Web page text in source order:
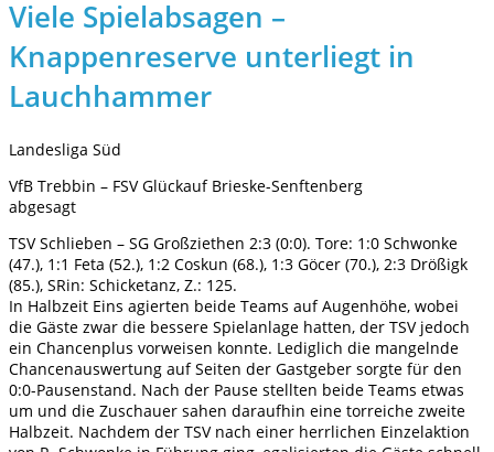
Viele Spielabsagen –
Knappenreserve unterliegt in
Lauchhammer
Landesliga Süd
VfB Trebbin – FSV Glückauf Brieske-Senftenberg
abgesagt
TSV Schlieben – SG Großziethen 2:3 (0:0). Tore: 1:0 Schwonke
(47.), 1:1 Feta (52.), 1:2 Coskun (68.), 1:3 Göcer (70.), 2:3 Drößigk
(85.), SRin: Schicketanz, Z.: 125.
In Halbzeit Eins agierten beide Teams auf Augenhöhe, wobei
die Gäste zwar die bessere Spielanlage hatten, der TSV jedoch
ein Chancenplus vorweisen konnte. Lediglich die mangelnde
Chancenauswertung auf Seiten der Gastgeber sorgte für den
0:0-Pausenstand. Nach der Pause stellten beide Teams etwas
um und die Zuschauer sahen daraufhin eine torreiche zweite
Halbzeit. Nachdem der TSV nach einer herrlichen Einzelaktion